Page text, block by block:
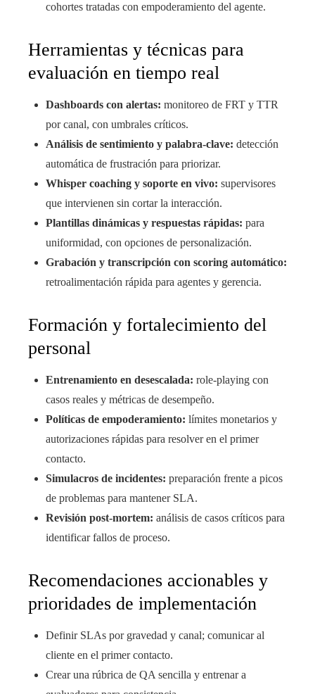
cohortes tratadas con empoderamiento del agente.
Herramientas y técnicas para
evaluación en tiempo real
Dashboards con alertas: monitoreo de FRT y TTR
por canal, con umbrales críticos.
Análisis de sentimiento y palabra-clave: detección
automática de frustración para priorizar.
Whisper coaching y soporte en vivo: supervisores
que intervienen sin cortar la interacción.
Plantillas dinámicas y respuestas rápidas: para
uniformidad, con opciones de personalización.
Grabación y transcripción con scoring automático:
retroalimentación rápida para agentes y gerencia.
Formación y fortalecimiento del
personal
Entrenamiento en desescalada: role-playing con
casos reales y métricas de desempeño.
Políticas de empoderamiento: límites monetarios y
autorizaciones rápidas para resolver en el primer
contacto.
Simulacros de incidentes: preparación frente a picos
de problemas para mantener SLA.
Revisión post-mortem: análisis de casos críticos para
identificar fallos de proceso.
Recomendaciones accionables y
prioridades de implementación
Definir SLAs por gravedad y canal; comunicar al
cliente en el primer contacto.
Crear una rúbrica de QA sencilla y entrenar a